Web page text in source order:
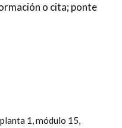
o cita; ponte
1, módulo 15,